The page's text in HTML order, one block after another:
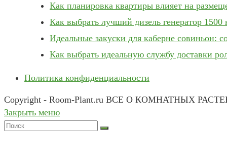
Как планировка квартиры влияет на
Как выбрать лучший дизель генератор 1500
Идеальные закуски для каберне совиньон:
Как выбрать идеальную службу доставки
Политика конфиденциальности
Copyright - Room-Plant.ru ВСЕ О КОМНАТНЫХ
Закрыть меню